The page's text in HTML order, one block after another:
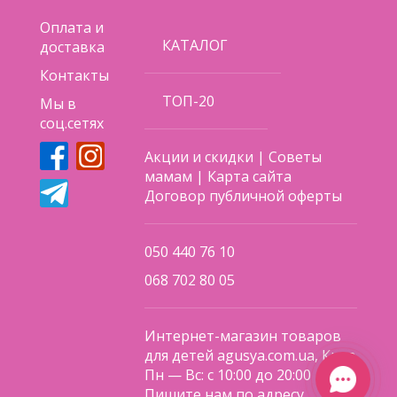
Упаковка: коробка 76х42х26см
Поделиться
Оплата и
доставка
Контакты
Мы в
соц.сетях
КАТАЛОГ
ТОП-20
Акции и скидки |Советы
мамам | Карта сайта
Договор публичной оферты
050 440 76 10
068 702 80 05
Интернет-магазин товаров
для детей agusya.com.ua, Киев
Пн — Вс: с 10:00 до 20:00